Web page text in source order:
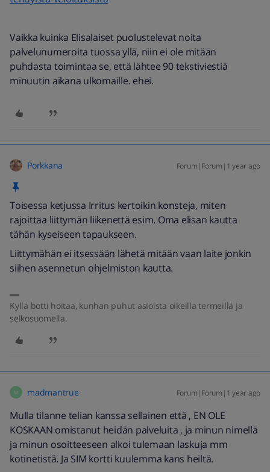
Vaikka kuinka Elisalaiset puolustelevat noita
palvelunumeroita tuossa yllä, niin ei ole mitään
puhdasta toimintaa se, että lähtee 90 tekstiviestiä
minuutin aikana ulkomaille. ehei.
Porkkana Forum|Forum|1 year ago
Toisessa ketjussa Irritus kertoikin konsteja, miten
rajoittaa liittymän liikenettä esim. Oma elisan kautta
tähän kyseiseen tapaukseen.
Liittymähän ei itsessään lähetä mitään vaan laite jonkin
siihen asennetun ohjelmiston kautta.
Kyllä botti hoitaa, kunhan puhut asioista oikeilla termeillä ja
selkosuomella.
M madmantrue Forum|Forum|1 year ago
Mulla tilanne telian kanssa sellainen että , EN OLE
KOSKAAN omistanut heidän palveluita , ja minun nimellä
ja minun osoitteeseen alkoi tulemaan laskuja mm
kotinetistä. Ja SIM kortti kuulemma kans heiltä.